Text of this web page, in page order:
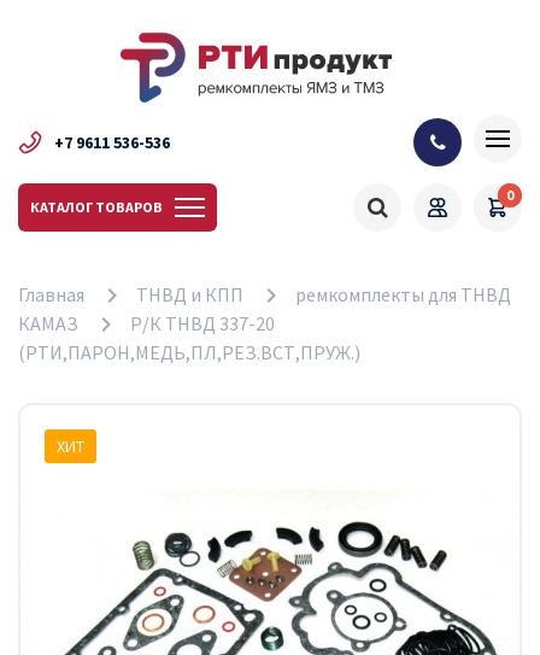
+7 9611 536-536
КАТАЛОГ ТОВАРОВ
0
Главная ТНВД и КПП
ремкомплекты для ТНВД
КАМАЗ
Р/К ТНВД 337-20
(РТИ,ПАРОН,МЕДЬ,ПЛ,РЕЗ.ВСТ,ПРУЖ.)
ХИТ